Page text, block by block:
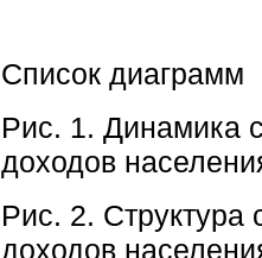
Список диаграмм
Рис. 1. Динамика
доходов
Рис. 2.
доходов